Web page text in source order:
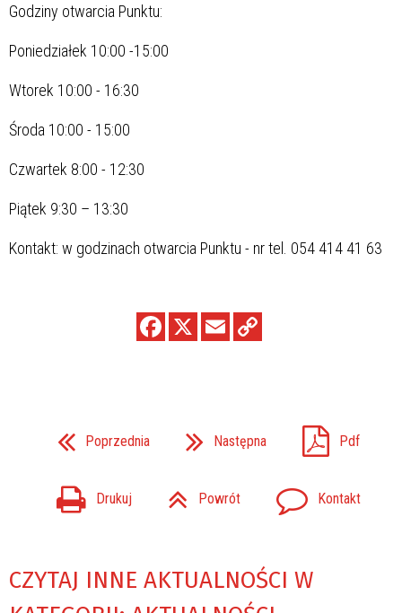
Godziny otwarcia Punktu:
Poniedziałek 10:00 -15:00
Wtorek 10:00 - 16:30
Środa 10:00 - 15:00
Czwartek 8:00 - 12:30
Piątek 9:30 – 13:30
Kontakt: w godzinach otwarcia Punktu - nr tel. 054 414 41 63
Poprzednia Następna Pdf
Drukuj Powrót Kontakt
CZYTAJ INNE AKTUALNOŚCI W